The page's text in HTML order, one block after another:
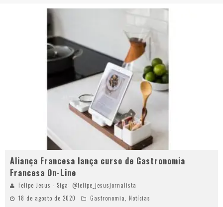
Aliança Francesa lança curso de Gastronomia
Francesa On-Line
Felipe Jesus - Siga: @felipe_jesusjornalista
18 de agosto de 2020
Gastronomia, Notícias